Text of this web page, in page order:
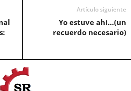
Artículo siguiente
Yo estuve ahí…(un
recuerdo necesario)